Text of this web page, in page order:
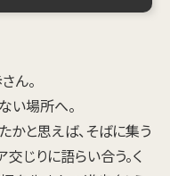
ん。
い場所へ。
と思えば、そばに集う
じりに語らい合う。く